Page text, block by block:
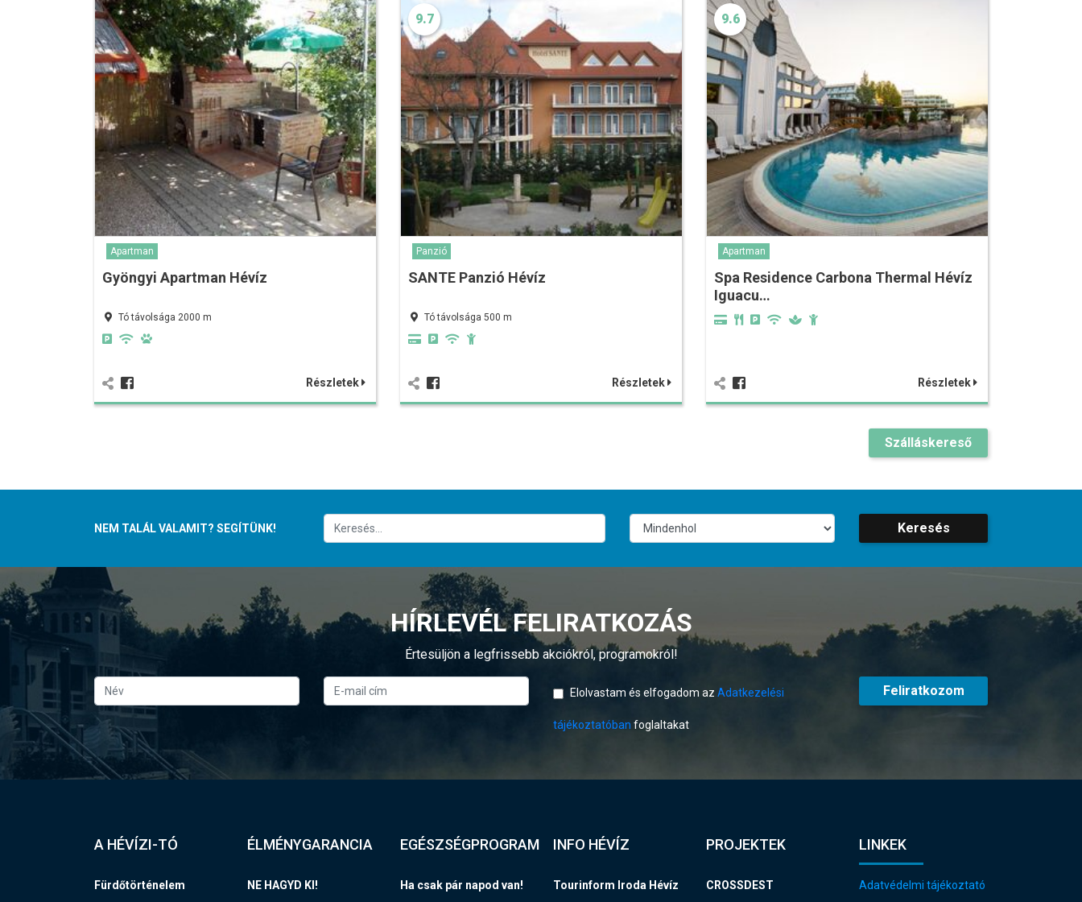
Apartman
Gyöngyi Apartman Hévíz
Tó távolsága 2000 m
Részletek
9.7
Panzió
SANTE Panzió Hévíz
Tó távolsága 500 m
Részletek
9.6
Apartman
Spa Residence Carbona Thermal Hévíz
Iguacu…
Részletek
Szálláskereső
NEM TALÁL VALAMIT? SEGÍTÜNK! Keresés
HÍRLEVÉL FELIRATKOZÁS
Értesüljön a legfrissebb akciókról, programokról!
Elolvastam és elfogadom az Adatkezelési
tájékoztatóban foglaltakat
Feliratkozom
A HÉVÍZI-TÓ
Fürdőtörténelem
ÉLMÉNYGARANCIA
NE HAGYD KI!
EGÉSZSÉGPROGRAM
Ha csak pár napod van!
INFO HÉVÍZ
Tourinform Iroda Hévíz
PROJEKTEK
CROSSDEST
LINKEK
Adatvédelmi tájékoztató